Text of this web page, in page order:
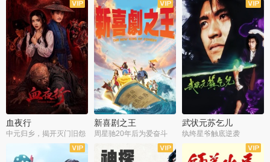
血夜行
中元归乡，揭开灭门旧怨
新喜剧之王
周星驰20年后为爱奋斗
武状元苏乞儿
纨绔星爷触底逆袭